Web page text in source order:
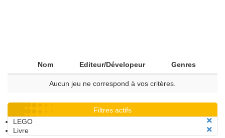
Nom Editeur/Dévelopeur Genres
Aucun jeu ne correspond à vos critères.
Filtres actifs
LEGO
Livre